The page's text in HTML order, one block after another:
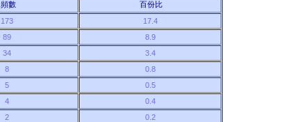
頻數
百份比
173
17.4
89
8.9
34
3.4
8
0.8
5
0.5
4
0.4
2
0.2